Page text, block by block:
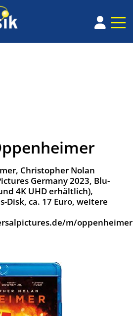
Christopher Nolan
Germany 2023, Blu-
4K UHD erhältlich),
Disk, ca. 17 Euro, weitere
m/oppenheimer